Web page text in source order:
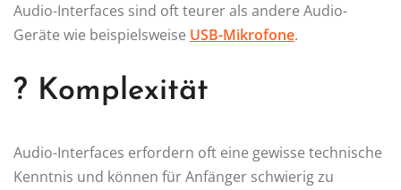
Audio-Interfaces sind oft teurer als andere Audio-
Geräte wie beispielsweise USB-Mikrofone.
? Komplexität
Audio-Interfaces erfordern oft eine gewisse technische
Kenntnis und können für Anfänger schwierig zu